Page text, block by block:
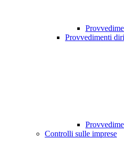
Provvedimenti
Controlli sulle imprese